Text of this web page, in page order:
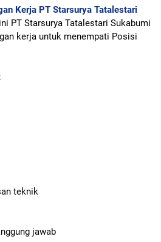
Kerja PT Starsurya Tatalestari
PT Starsurya Tatalestari Sukabumi
kerja untuk menempati Posisi
teknik
jawab